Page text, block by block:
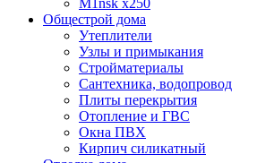
Общестрой дома
Утеплители
Узлы и примыкания
Стройматериалы
Сантехника, водопровод
Плиты перекрытия
Отопление и ГВС
Окна ПВХ
Кирпич силикатный